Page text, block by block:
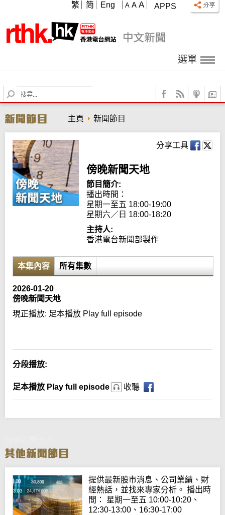
APPS
A A A
繁 简 Eng
選單
S
e
r
c
h
主頁 新聞節目
分享工具
傍晚新聞天地
節目簡介:
播出時間：
星期一至五 18:00-19:00
星期六／日 18:00-18:20
主持人:
香港電台新聞部製作
本集內容 所有集數
2026-01-20
傍晚新聞天地
現正播放: 足本播放 Play full episode
分段播放:
足本播放 Play full episode 收聽
提供最新股市消息、公司業績、財
經熱話，並找來專家分析。 播出時
間： 星期一至五 10:00-10:20、
12:30-13:00、16:30-17:00